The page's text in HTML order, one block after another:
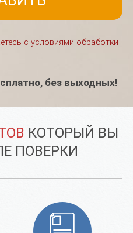
с условиями обработки
без выходных!
КОТОРЫЙ ВЫ
ПОВЕРКИ